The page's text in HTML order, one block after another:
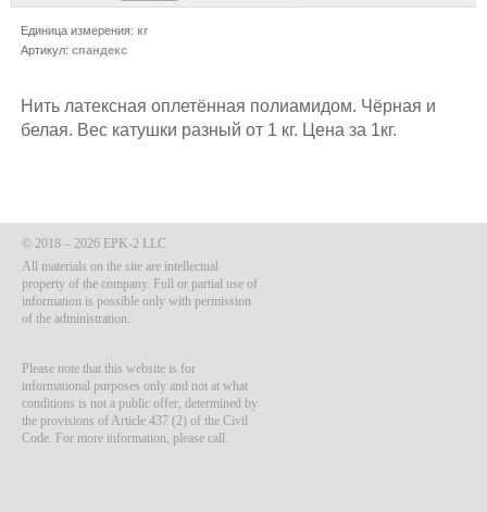
Единица измерения: кг
Артикул: спандекс
Нить латексная оплетённая полиамидом. Чёрная и
белая. Вес катушки разный от 1 кг. Цена за 1кг.
© 2018 – 2026 EPK-2 LLC
All materials on the site are intellectual
property of the company. Full or partial use of
information is possible only with permission
of the administration.
Please note that this website is for
informational purposes only and not at what
conditions is not a public offer, determined by
the provisions of Article 437 (2) of the Civil
Code. For more information, please call.